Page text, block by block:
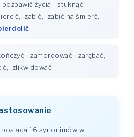
pozbawić życia stuknąć
zabić zabić na śmierć
zamordować zarąbać
zlikwidować
posiada 16 synonimów w